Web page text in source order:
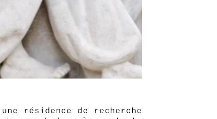
résidence de recherche